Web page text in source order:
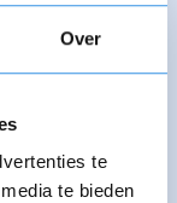
Over
te
te bieden
Akka’s